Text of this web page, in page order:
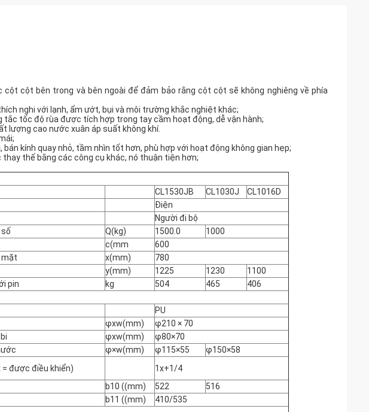
cột bên trong và bên ngoài để đảm bảo rằng cột cột sẽ không nghiêng về phía
nghi với lạnh, ẩm ướt, bụi và môi trường khắc nghiệt khác;
tắc tốc độ rùa được tích hợp trong tay cầm hoạt động, dễ vận hành;
lượng cao nước xuân áp suất không khí.
kính quay nhỏ, tầm nhìn tốt hơn, phù hợp với hoạt động không gian hẹp;
thế bằng các công cụ khác, nó thuận tiện hơn;
CL1530JB CL1030J
CL1016D
Điện
Người đi bộ
Q(kg) 1500.0
1000
c(mm
600
mặt x(mm)
780
y(mm) 1225 1230
1100
pin kg 504 465
406
PU
φxw(mm)
φ210 × 70
φxw(mm)
φ80×70
φ×w(mm) φ115×55
φ150×58
được điều khiển)
1x+1/4
b10 ((mm) 522
516
b11 ((mm)
410/535